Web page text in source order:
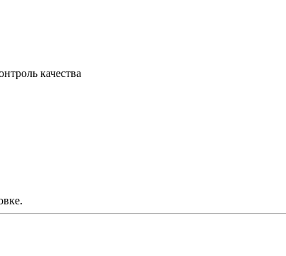
качества